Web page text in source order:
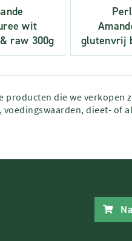
wit
raw 300g
glutenvrij
die we
dieet- of